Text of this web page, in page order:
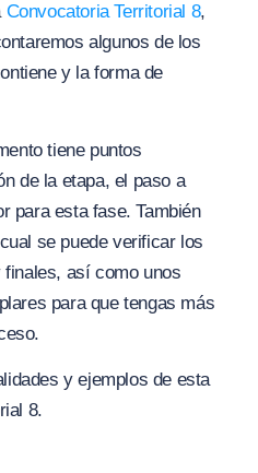
Convocatoria Territorial 8,
algunos de los
y la forma de
tiene puntos
de la etapa, el paso a
para esta fase. También
se puede verificar los
así como unos
para que tengas más
y ejemplos de esta
8.